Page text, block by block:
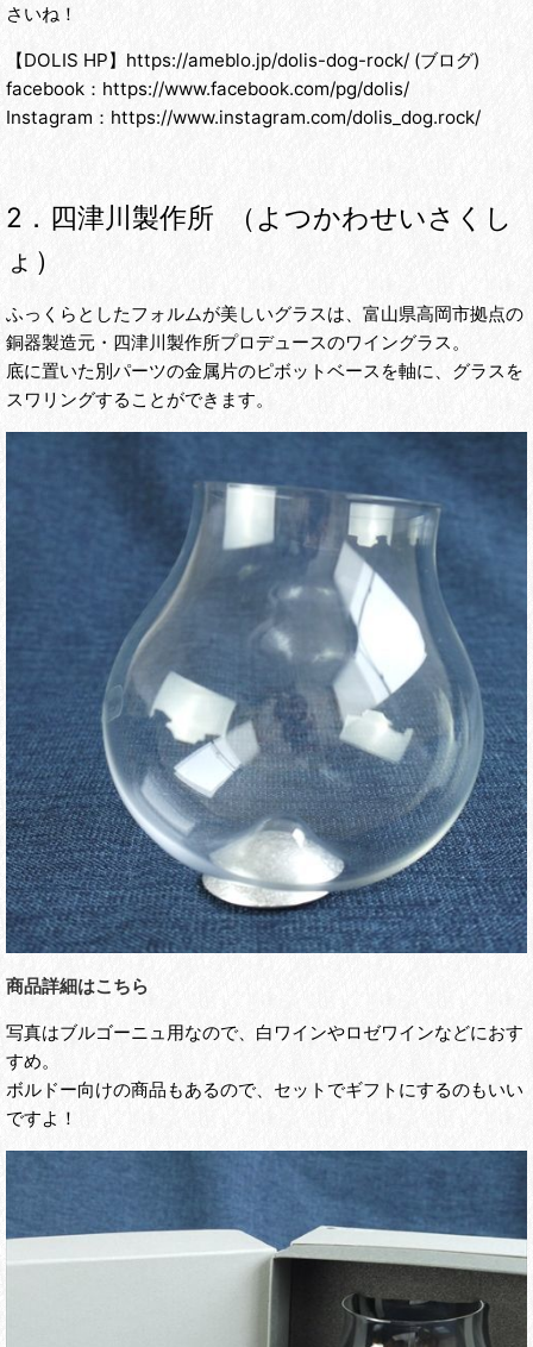
さいね！
【DOLIS HP】https://ameblo.jp/dolis-dog-rock/ (ブログ)
facebook：https://www.facebook.com/pg/dolis/
Instagram：https://www.instagram.com/dolis_dog.rock/
2．四津川製作所 （よつかわせいさくし
ょ）
ふっくらとしたフォルムが美しいグラスは、富山県高岡市拠点の
銅器製造元・四津川製作所プロデュースのワイングラス。
底に置いた別パーツの金属片のピボットベースを軸に、グラスを
スワリングすることができます。
商品詳細はこちら
写真はブルゴーニュ用なので、白ワインやロゼワインなどにおす
すめ。
ボルドー向けの商品もあるので、セットでギフトにするのもいい
ですよ！